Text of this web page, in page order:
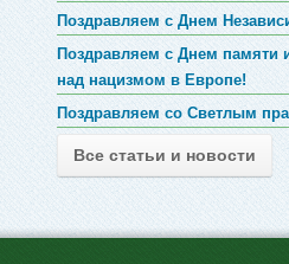
Поздравляем с Днем
Поздравляем с Днем памяти
над нацизмом в Европе!
Поздравляем со Светлым
Все статьи и новости